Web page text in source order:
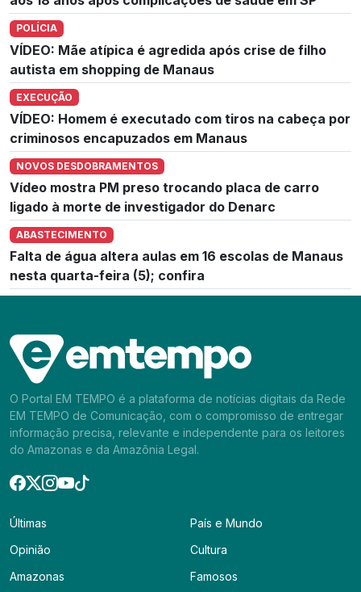
POLÍCIA
VÍDEO: Mãe atípica é agredida após crise de filho
autista em shopping de Manaus
EXECUÇÃO
VÍDEO: Homem é executado com tiros na cabeça por
criminosos encapuzados em Manaus
NOVOS DESDOBRAMENTOS
Vídeo mostra PM preso trocando placa de carro
ligado à morte de investigador do Denarc
ABASTECIMENTO
Falta de água altera aulas em 16 escolas de Manaus
nesta quarta-feira (5); confira
O Portal EM TEMPO é a plataforma de notícias digitais da Rede
EM TEMPO de Comunicação, com o compromisso de entregar
informação precisa, relevante e independente para os leitores
do Amazonas e da Amazônia Legal.
Últimas
Opinião
Amazonas
País e Mundo
Cultura
Famosos